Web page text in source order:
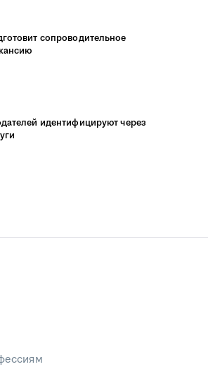
сопроводительное
идентифицируют через